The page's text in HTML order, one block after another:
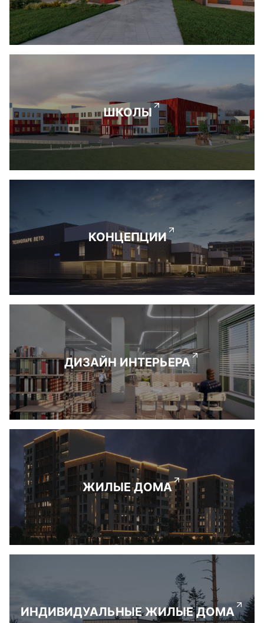
ШКОЛЫ
КОНЦЕПЦИИ
ДИЗАЙН ИНТЕРЬЕРА
ЖИЛЫЕ ДОМА
ИНДИВИДУАЛЬНЫЕ ЖИЛЫЕ ДОМА